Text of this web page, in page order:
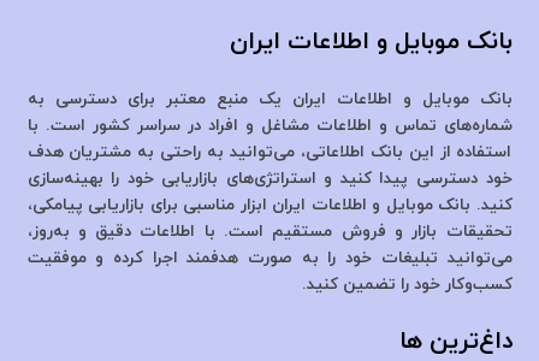
بانک موبایل و اطلاعات ایران
بانک موبایل و اطلاعات ایران یک منبع معتبر برای دسترسی به
شماره‌های تماس و اطلاعات مشاغل و افراد در سراسر کشور است. با
استفاده از این بانک اطلاعاتی، می‌توانید به راحتی به مشتریان هدف
خود دسترسی پیدا کنید و استراتژی‌های بازاریابی خود را بهینه‌سازی
کنید. بانک موبایل و اطلاعات ایران ابزار مناسبی برای بازاریابی پیامکی،
تحقیقات بازار و فروش مستقیم است. با اطلاعات دقیق و به‌روز،
می‌توانید تبلیغات خود را به صورت هدفمند اجرا کرده و موفقیت
کسب‌وکار خود را تضمین کنید.
داغ‌ترین ها